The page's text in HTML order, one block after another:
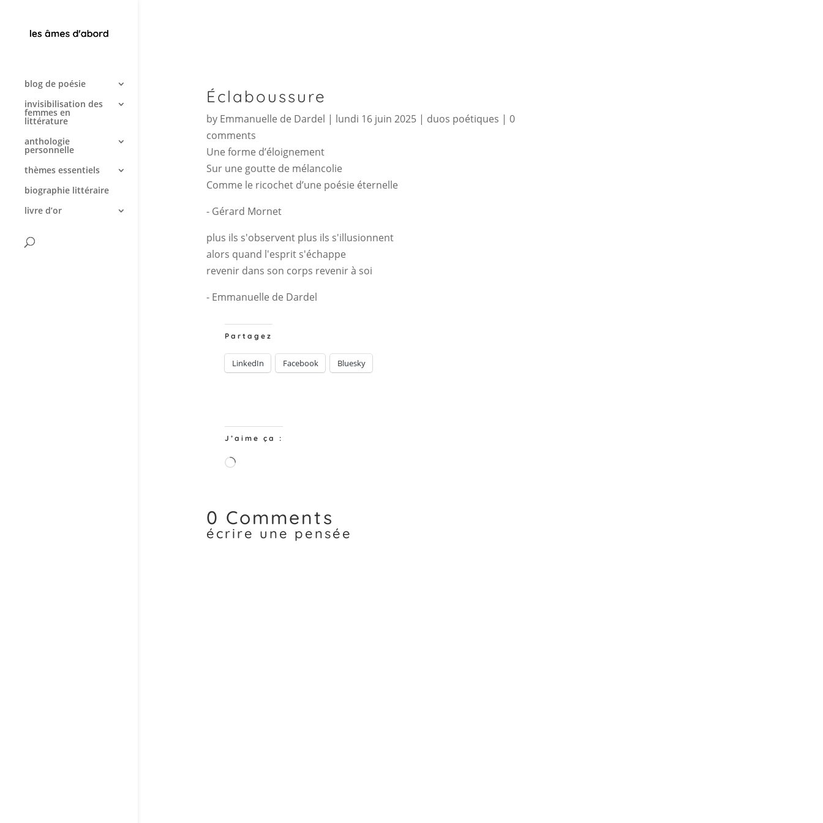
blog de poésie
invisibilisation des
femmes en
littérature
anthologie
personnelle
thèmes essentiels
biographie littéraire
livre d’or
Éclaboussure
by Emmanuelle de Dardel | lundi 16 juin 2025| duos poétiques | 0
comments
Une forme d’éloignement
Sur une goutte de mélancolie
Comme le ricochet d’une poésie éternelle
- Gérard Mornet
plus ils s'observent plus ils s'illusionnent
alors quand l'esprit s'échappe
revenir dans son corps revenir à soi
- Emmanuelle de Dardel
Partagez
LinkedIn Facebook Bluesky
J’aime ça :
Chargement…
0 Comments
écrire une pensée